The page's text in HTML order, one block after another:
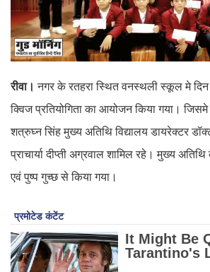
रीवा।नगर के रतहरा स्थित वनस्थली स्कूल मे दिन
क्विज प्रतियोगिता का आयोजन किया गया।
शत्रुघ्न सिंह मुख्य अतिथि विद्यालय डायरेक्टर
प्राचार्या दीप्ती अग्रवाल शामिल रहे। मुख्य
एवं पुष्प गुच्छ से किया गया।